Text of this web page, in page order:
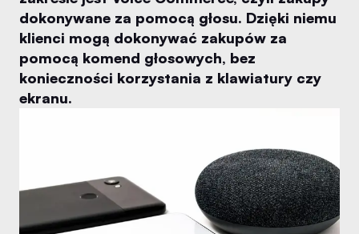
dokonywane za pomocą głosu. Dzięki niemu
klienci mogą dokonywać zakupów za
pomocą komend głosowych, bez
konieczności korzystania z klawiatury czy
ekranu.